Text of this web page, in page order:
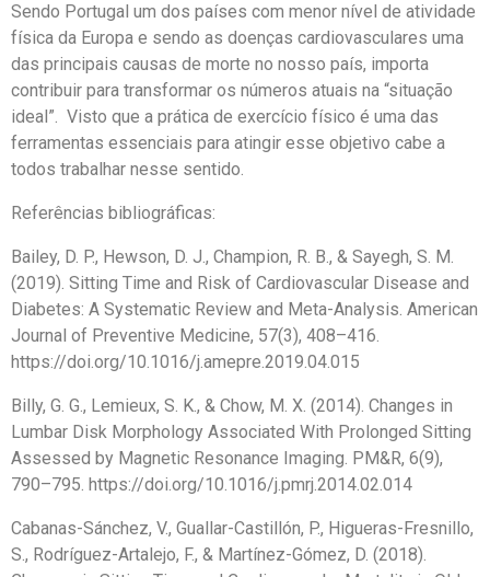
Sendo Portugal um dos países com menor nível de atividade
física da Europa e sendo as doenças cardiovasculares uma
das principais causas de morte no nosso país, importa
contribuir para transformar os números atuais na “situação
ideal”. Visto que a prática de exercício físico é uma das
ferramentas essenciais para atingir esse objetivo cabe a
todos trabalhar nesse sentido.
Referências bibliográficas:
Bailey, D. P., Hewson, D. J., Champion, R. B., & Sayegh, S. M.
(2019). Sitting Time and Risk of Cardiovascular Disease and
Diabetes: A Systematic Review and Meta-Analysis. American
Journal of Preventive Medicine, 57(3), 408–416.
https://doi.org/10.1016/j.amepre.2019.04.015
Billy, G. G., Lemieux, S. K., & Chow, M. X. (2014). Changes in
Lumbar Disk Morphology Associated With Prolonged Sitting
Assessed by Magnetic Resonance Imaging. PM&R, 6(9),
790–795. https://doi.org/10.1016/j.pmrj.2014.02.014
Cabanas-Sánchez, V., Guallar-Castillón, P., Higueras-Fresnillo,
S., Rodríguez-Artalejo, F., & Martínez-Gómez, D. (2018).